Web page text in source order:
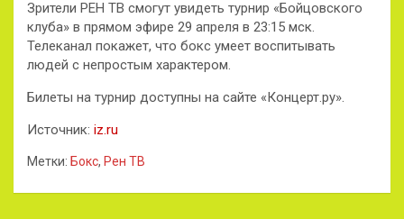
Зрители РЕН ТВ смогут увидеть турнир «Бойцовского
клуба» в прямом эфире 29 апреля в 23:15 мск.
Телеканал покажет, что бокс умеет воспитывать
людей с непростым характером.
Билеты на турнир доступны на сайте «Концерт.ру».
Источник: iz.ru
Метки: Бокс, Рен ТВ